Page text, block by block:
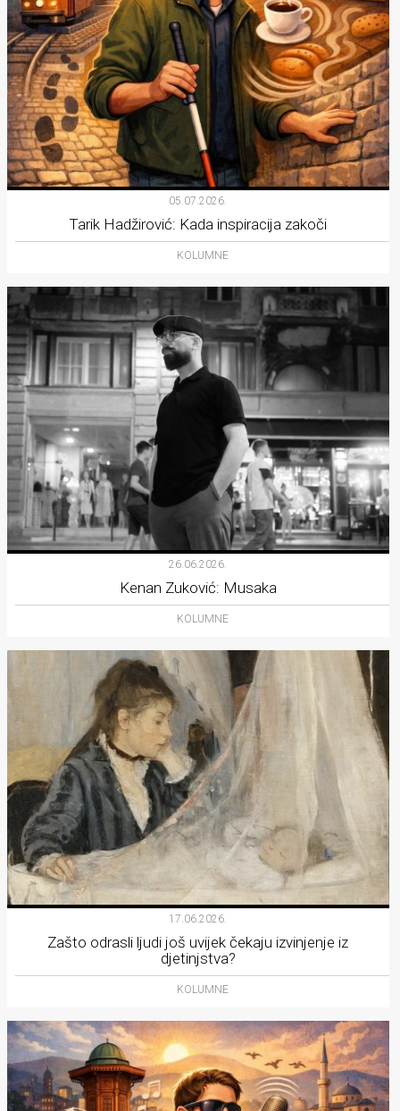
05.07.2026.
Tarik Hadžirović: Kada inspiracija zakoči
KOLUMNE
26.06.2026.
Kenan Zuković: Musaka
KOLUMNE
17.06.2026.
Zašto odrasli ljudi još uvijek čekaju izvinjenje iz
djetinjstva?
KOLUMNE